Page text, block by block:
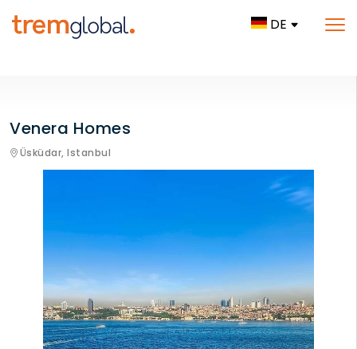
DE
Venera Homes
Üsküdar, Istanbul